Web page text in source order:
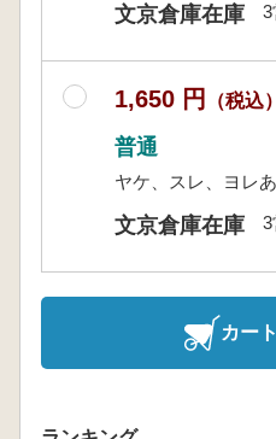
文京倉庫在庫 3
1,650 円 （税込）
普通
ヤケ、スレ、ヨレあ
文京倉庫在庫 3
カー